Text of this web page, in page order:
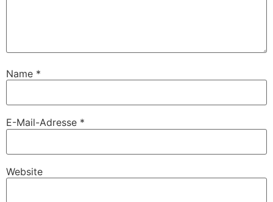
Name *
E-Mail-Adresse *
Website